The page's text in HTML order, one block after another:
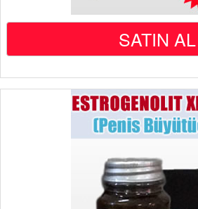
SATIN AL